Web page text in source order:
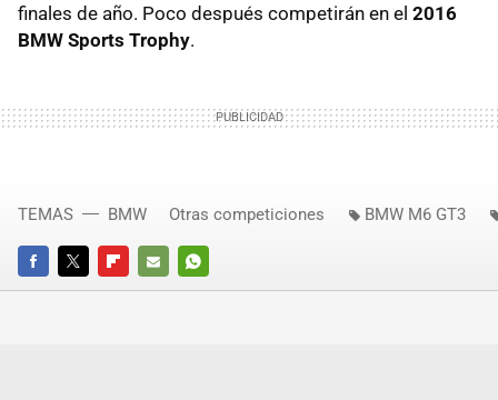
finales de año. Poco después competirán en el 2016
BMW Sports Trophy.
FACEBOOKTWITTERFLIPBOARD
E-
WHATSAPP
TEMAS BMW Otras competiciones BMW M6 GT3